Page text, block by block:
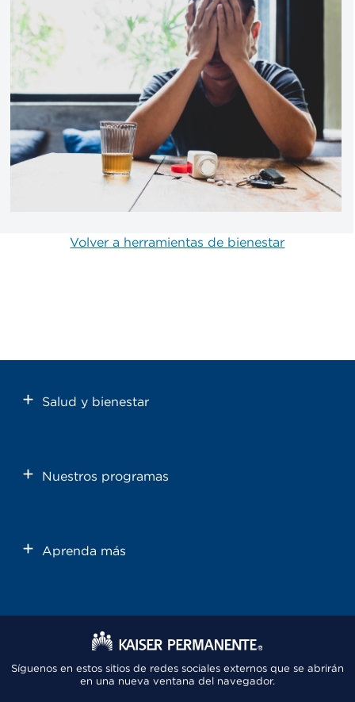
Volver a herramientas de bienestar
Salud y bienestar
Nuestros programas
Aprenda más
Síguenos en estos sitios de redes sociales externos que se abrirán
en una nueva ventana del navegador.